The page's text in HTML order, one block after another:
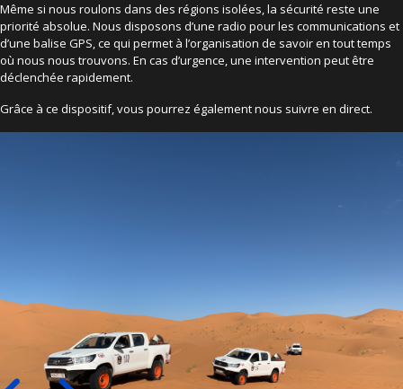
Même si nous roulons dans des régions isolées, la sécurité reste une
priorité absolue. Nous disposons d’une radio pour les communications et
d’une balise GPS, ce qui permet à l’organisation de savoir en tout temps
où nous nous trouvons. En cas d’urgence, une intervention peut être
déclenchée rapidement.
Grâce à ce dispositif, vous pourrez également nous suivre en direct.